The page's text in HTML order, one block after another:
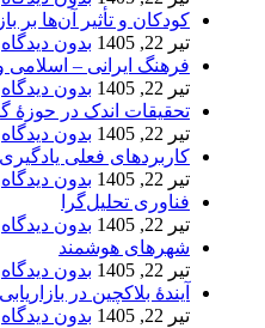
کودکان و تأثیر آن‌ها بر
تیر 22, 1405
بدون دیدگاه
فرهنگ ایرانی –
تیر 22, 1405
بدون دیدگاه
تحقیقات اندک در حوزۀ
تیر 22, 1405
بدون دیدگاه
کاربردهای فعلی
تیر 22, 1405
بدون دیدگاه
فناوری تحلیل‌گرا
تیر 22, 1405
بدون دیدگاه
شهرهای هوشمند
تیر 22, 1405
بدون دیدگاه
آیندۀ بلاکچین در بازاریابی
تیر 22, 1405
بدون دیدگاه